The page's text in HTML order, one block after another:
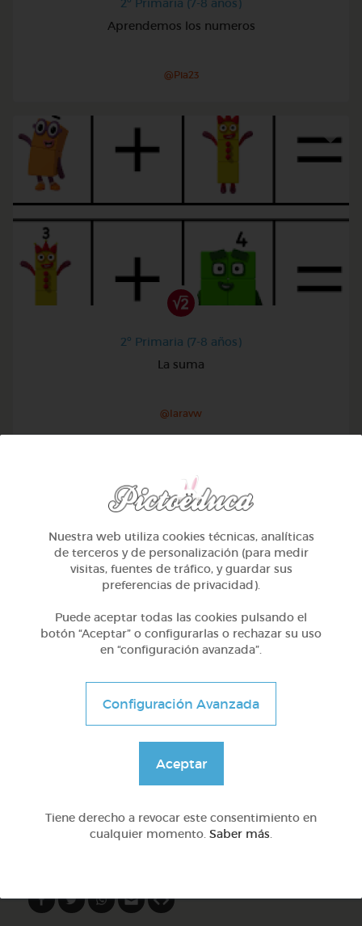
2º Primaria (7-8 años)
Aprendemos los numeros
@Pia23
2º Primaria (7-8 años)
La suma
@Iaravw
2º Primaria (7-8 años)
Aprendiendo matematicas
DOCS (4)
Nuestra web utiliza cookies técnicas, analíticas
de terceros y de personalización (para medir
visitas, fuentes de tráfico, y guardar sus
preferencias de privacidad).
Puede aceptar todas las cookies pulsando el
botón “Aceptar” o configurarlas o rechazar su uso
en “configuración avanzada”.
Configuración Avanzada
Aceptar
Tiene derecho a revocar este consentimiento en
cualquier momento. Saber más.